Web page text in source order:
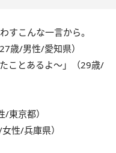
すこんな一言から。
歳/男性/愛知県）
ことあるよ～」（29歳/
東京都）
性/兵庫県）